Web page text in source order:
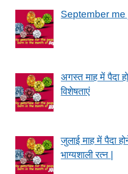
September
अगस्त माह में पैदा
विशेषताएं
जुलाई माह में पैदा
भाग्यशाली रत्न |